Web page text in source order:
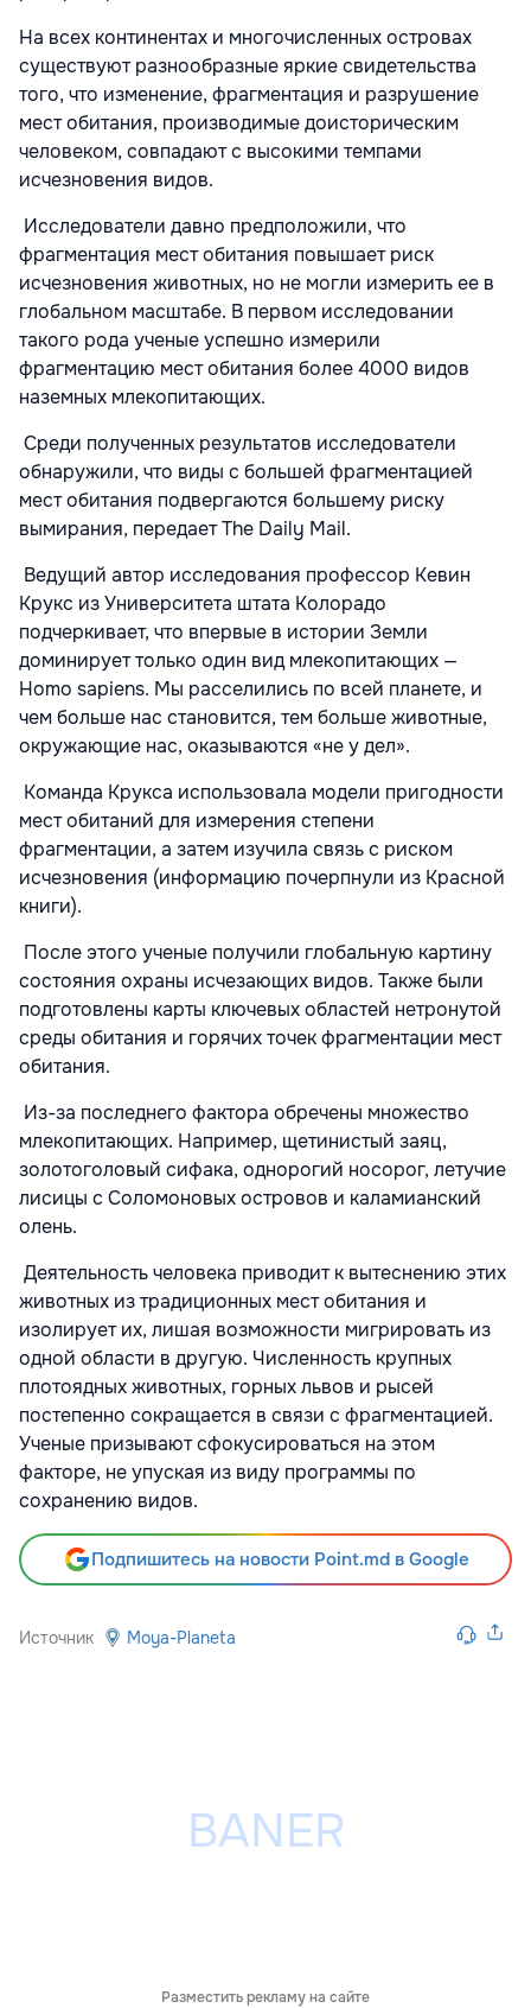
На всех континентах и многочисленных островах
существуют разнообразные яркие свидетельства
того, что изменение, фрагментация и разрушение
мест обитания, производимые доисторическим
человеком, совпадают с высокими темпами
исчезновения видов.
Исследователи давно предположили, что
фрагментация мест обитания повышает риск
исчезновения животных, но не могли измерить ее в
глобальном масштабе. В первом исследовании
такого рода ученые успешно измерили
фрагментацию мест обитания более 4000 видов
наземных млекопитающих.
Среди полученных результатов исследователи
обнаружили, что виды с большей фрагментацией
мест обитания подвергаются большему риску
вымирания, передает The Daily Mail.
Ведущий автор исследования профессор Кевин
Крукс из Университета штата Колорадо
подчеркивает, что впервые в истории Земли
доминирует только один вид млекопитающих —
Homo sapiens. Мы расселились по всей планете, и
чем больше нас становится, тем больше животные,
окружающие нас, оказываются «не у дел».
Команда Крукса использовала модели пригодности
мест обитаний для измерения степени
фрагментации, а затем изучила связь с риском
исчезновения (информацию почерпнули из Красной
книги).
После этого ученые получили глобальную картину
состояния охраны исчезающих видов. Также были
подготовлены карты ключевых областей нетронутой
среды обитания и горячих точек фрагментации мест
обитания.
Из-за последнего фактора обречены множество
млекопитающих. Например, щетинистый заяц,
золотоголовый сифака, однорогий носорог, летучие
лисицы с Соломоновых островов и каламианский
олень.
Деятельность человека приводит к вытеснению этих
животных из традиционных мест обитания и
изолирует их, лишая возможности мигрировать из
одной области в другую. Численность крупных
плотоядных животных, горных львов и рысей
постепенно сокращается в связи с фрагментацией.
Ученые призывают сфокусироваться на этом
факторе, не упуская из виду программы по
сохранению видов.
Подпишитесь на новости Point.md в Google
Источник Moya-Planeta
Разместить рекламу на сайте